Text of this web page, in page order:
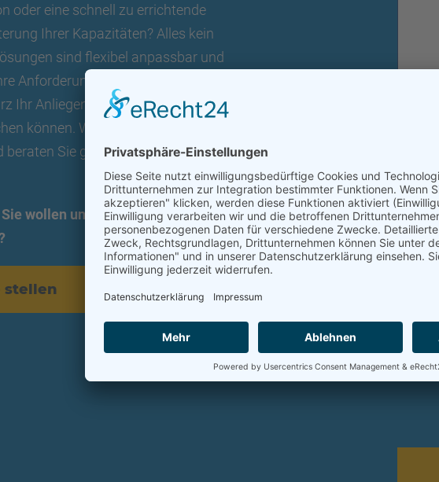
oder eine schnell zu errichtende
Ihrer Kapazitäten? Alles kein
sind flexibel anpassbar und
Anforderungen zugeschnitten werden.
Ihr Anliegen und teilen Sie uns mit, wie
können. Wir setzen uns umgehend mit
beraten Sie ganz konkret zu unseren
wollen und möchten
stellen